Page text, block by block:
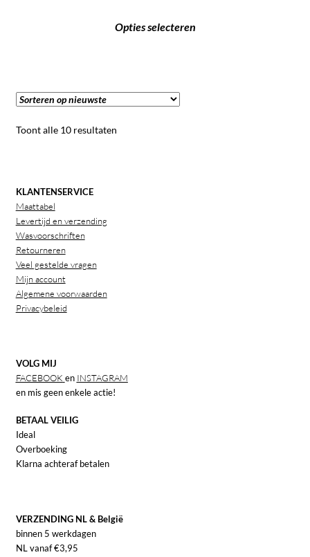
Opties selecteren
Toont alle 10 resultatenGesorteerd
KLANTENSERVICE
Maattabel
Levertijd en verzending
Wasvoorschriften
Retourneren
Veel gestelde vragen
Mijn account
Algemene voorwaarden
Privacybeleid
VOLG MIJ
FACEBOOK en INSTAGRAM
en mis geen enkele actie!
BETAAL VEILIG
Ideal
Overboeking
Klarna achteraf betalen
VERZENDING NL & België
binnen 5 werkdagen
NL vanaf €3,95